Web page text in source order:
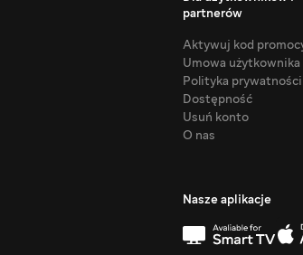
partnerów
Aktywuj kod
Umowa użytkownika
Polityka prywatności
Dostępność
Usuń konto
O nas
Nasze aplikacje